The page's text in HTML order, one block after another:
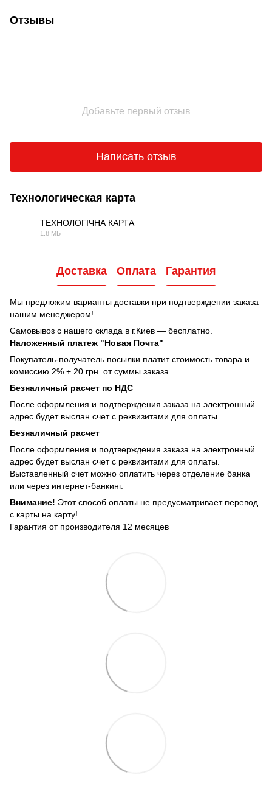
Отзывы
Добавьте первый отзыв
Написать отзыв
Технологическая карта
ТЕХНОЛОГІЧНА КАРТА
1.8 МБ
Доставка Оплата Гарантия
Мы предложим варианты доставки при подтверждении заказа
нашим менеджером!
Самовывоз с нашего склада в г.Киев — бесплатно.
Наложенный платеж "Новая Почта"
Покупатель-получатель посылки платит стоимость товара и
комиссию 2% + 20 грн. от суммы заказа.
Безналичный расчет по НДС
После оформления и подтверждения заказа на электронный
адрес будет выслан счет с реквизитами для оплаты.
Безналичный расчет
После оформления и подтверждения заказа на электронный
адрес будет выслан счет с реквизитами для оплаты.
Выставленный счет можно оплатить через отделение банка
или через интернет-банкинг.
Внимание! Этот способ оплаты не предусматривает перевод
с карты на карту!
Гарантия от производителя 12 месяцев